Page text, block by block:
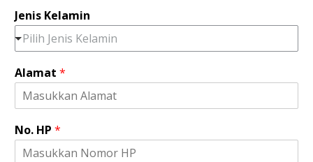
N
a
m
a
J
e
i
N
Jenis Kelamin
Pilih Jenis Kelamin
Alamat *
No. HP *